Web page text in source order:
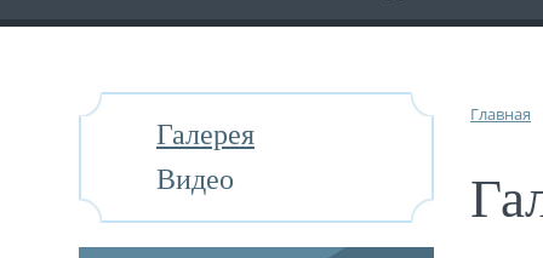
Галерея
Видео
Главная